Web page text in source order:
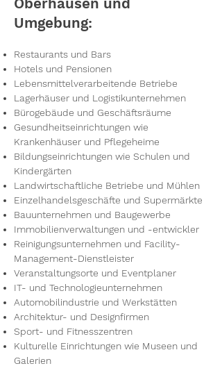
Oberhausen und
Umgebung:
Restaurants und Bars
Hotels und Pensionen
Lebensmittelverarbeitende Betriebe
Lagerhäuser und Logistikunternehmen
Bürogebäude und Geschäftsräume
Gesundheitseinrichtungen wie
Krankenhäuser und Pflegeheime
Bildungseinrichtungen wie Schulen und
Kindergärten
Landwirtschaftliche Betriebe und Mühlen
Einzelhandelsgeschäfte und Supermärkte
Bauunternehmen und Baugewerbe
Immobilienverwaltungen und -entwickler
Reinigungsunternehmen und Facility-
Management-Dienstleister
Veranstaltungsorte und Eventplaner
IT- und Technologieunternehmen
Automobilindustrie und Werkstätten
Architektur- und Designfirmen
Sport- und Fitnesszentren
Kulturelle Einrichtungen wie Museen und
Galerien